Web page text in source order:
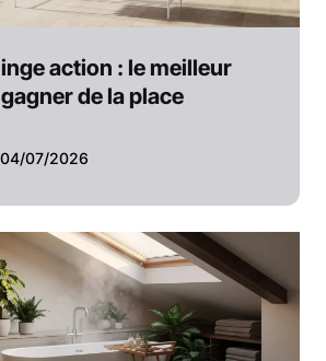
action : le meilleur
de la place
04/07/2026